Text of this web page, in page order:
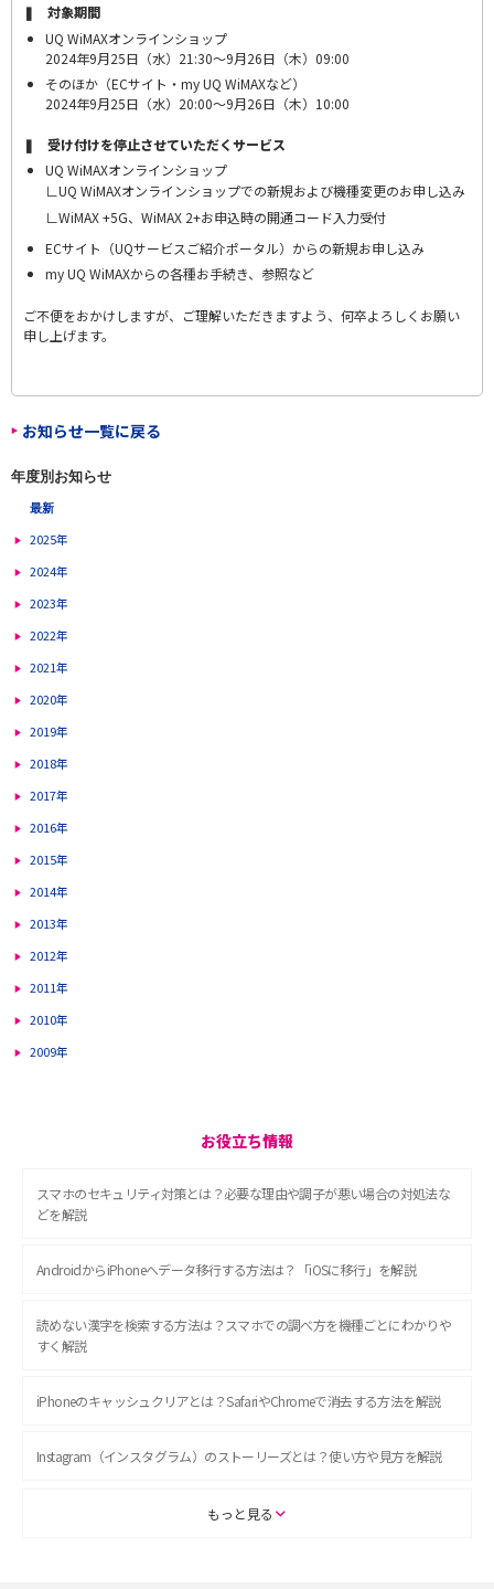
❚ 対象期間
UQ WiMAXオンラインショップ
2024年9月25日（水）21:30～9月26日（木）09:00
そのほか（ECサイト・my UQ WiMAXなど）
2024年9月25日（水）20:00～9月26日（木）10:00
❚ 受け付けを停止させていただくサービス
UQ WiMAXオンラインショップ
∟ UQ WiMAXオンラインショップでの新規および機種変更のお申し込み
∟ WiMAX +5G、WiMAX 2+お申込時の開通コード入力受付
ECサイト（UQサービスご紹介ポータル）からの新規お申し込み
my UQ WiMAXからの各種お手続き、参照など
ご不便をおかけしますが、ご理解いただきますよう、何卒よろしくお願い
申し上げます。
お知らせ一覧に戻る
年度別お知らせ
最新
2025年
2024年
2023年
2022年
2021年
2020年
2019年
2018年
2017年
2016年
2015年
2014年
2013年
2012年
2011年
2010年
2009年
お役立ち情報
スマホのセキュリティ対策とは？必要な理由や調子が悪い場合の対処法な
どを解説
AndroidからiPhoneへデータ移行する方法は？「iOSに移行」を解説
読めない漢字を検索する方法は？スマホでの調べ方を機種ごとにわかりや
すく解説
iPhoneのキャッシュクリアとは？SafariやChromeで消去する方法を解説
Instagram（インスタグラム）のストーリーズとは？使い方や見方を解説
ASMRとは？初心者向けの代表ジャンルや楽しみ方を解説
もっと見る